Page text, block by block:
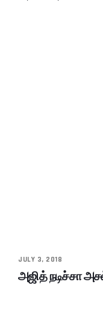
JULY 3, 2018
அஜித் நடிச்சா